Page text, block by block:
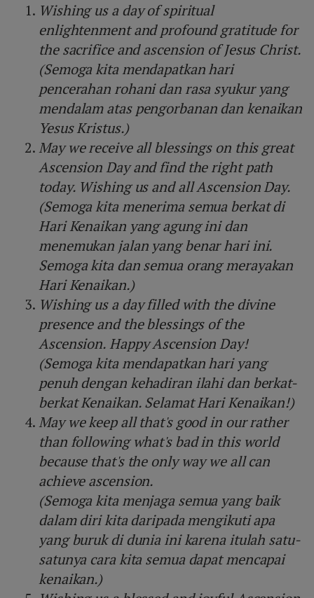
Wishing us a day of spiritual
enlightenment and profound gratitude for
the sacrifice and ascension of Jesus Christ.
(Semoga kita mendapatkan hari
pencerahan rohani dan rasa syukur yang
mendalam atas pengorbanan dan kenaikan
Yesus Kristus.)
May we receive all blessings on this great
Ascension Day and find the right path
today. Wishing us and all Ascension Day.
(Semoga kita menerima semua berkat di
Hari Kenaikan yang agung ini dan
menemukan jalan yang benar hari ini.
Semoga kita dan semua orang merayakan
Hari Kenaikan.)
Wishing us a day filled with the divine
presence and the blessings of the
Ascension. Happy Ascension Day!
(Semoga kita mendapatkan hari yang
penuh dengan kehadiran ilahi dan berkat-
berkat Kenaikan. Selamat Hari Kenaikan!)
May we keep all that's good in our rather
than following what's bad in this world
because that's the only way we all can
achieve ascension.
(Semoga kita menjaga semua yang baik
dalam diri kita daripada mengikuti apa
yang buruk di dunia ini karena itulah satu-
satunya cara kita semua dapat mencapai
kenaikan.)